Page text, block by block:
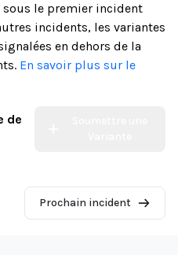
le premier incident
incidents, les variantes
en dehors de la
En savoir plus sur le
de
Prochain incident